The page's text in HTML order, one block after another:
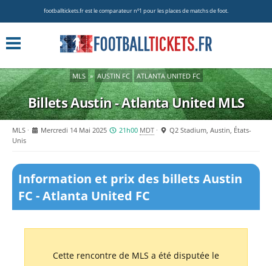
footballtickets.fr est le comparateur nº1 pour les places de matchs de foot.
MLS » AUSTIN FC ATLANTA UNITED FC
Billets Austin - Atlanta UnitedMLS
MLS Mercredi 14 Mai 2025 21h00 MDT
Q2 Stadium, Austin, États-
Unis
Information et prix des billets Austin
FC - Atlanta United FC
Cette rencontre de MLS a été disputée le